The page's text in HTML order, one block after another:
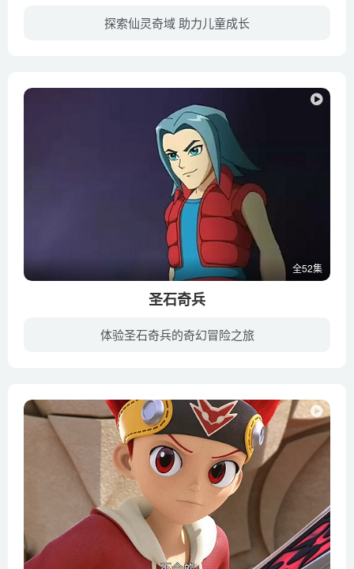
探索仙灵奇域 助力儿童成长
全52集
圣石奇兵
体验圣石奇兵的奇幻冒险之旅